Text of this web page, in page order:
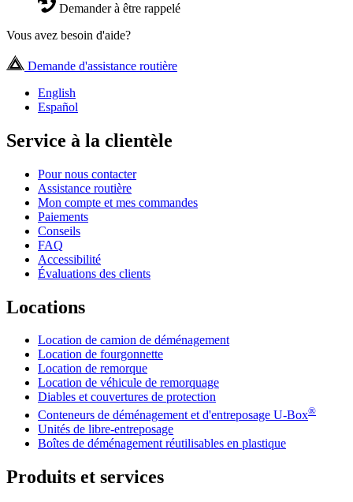
Demander à être rappelé
Vous avez besoin d'aide?
Demande d'assistance routière
English
Español
Service à la clientèle
Pour nous contacter
Assistance routière
Mon compte et mes commandes
Paiements
Conseils
FAQ
Accessibilité
Évaluations des clients
Locations
Location de camion de déménagement
Location de fourgonnette
Location de remorque
Location de véhicule de remorquage
Diables et couvertures de protection
Conteneurs de déménagement et d'entreposage U-Box®
Unités de libre-entreposage
Boîtes de déménagement réutilisables en plastique
Produits et services